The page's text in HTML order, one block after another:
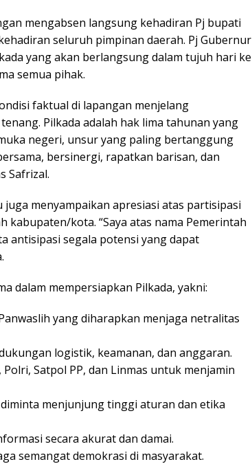
mengabsen langsung kehadiran Pj bupati
seluruh pimpinan daerah. Pj Gubernur
yang akan berlangsung dalam tujuh hari ke
semua pihak.
faktual di lapangan menjelang
Pilkada adalah hak lima tahunan yang
negeri, unsur yang paling bertanggung
bersinergi, rapatkan barisan, dan
Safrizal.
menyampaikan apresiasi atas partisipasi
kota. “Saya atas nama Pemerintah
antisipasi segala potensi yang dapat
dalam mempersiapkan Pilkada, yakni:
yang diharapkan menjaga netralitas
logistik, keamanan, dan anggaran.
Satpol PP, dan Linmas untuk menjamin
menjunjung tinggi aturan dan etika
secara akurat dan damai.
semangat demokrasi di masyarakat.